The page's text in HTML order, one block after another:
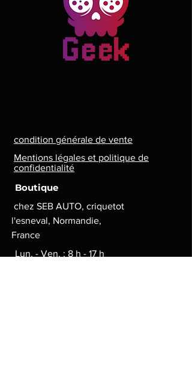
condition générale de vente
Mentions légales et politique de
confidentialité
Boutique
chez SEB AUTO, criquetot
l'esneval, Normandie,
France
Lun. - Ven. : 8 h - 17 h